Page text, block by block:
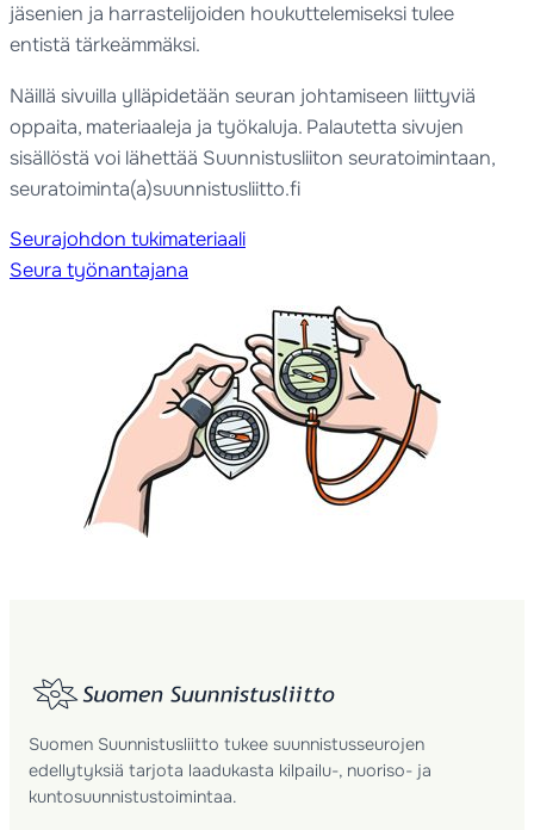
jäsenien ja harrastelijoiden houkuttelemiseksi tulee
entistä tärkeämmäksi.
Näillä sivuilla ylläpidetään seuran johtamiseen liittyviä
oppaita, materiaaleja ja työkaluja. Palautetta sivujen
sisällöstä voi lähettää Suunnistusliiton seuratoimintaan,
seuratoiminta(a)suunnistusliitto.fi
Seurajohdon tukimateriaali
Seura työnantajana
Suomen Suunnistusliitto tukee suunnistusseurojen
edellytyksiä tarjota laadukasta kilpailu-, nuoriso- ja
kuntosuunnistustoimintaa.